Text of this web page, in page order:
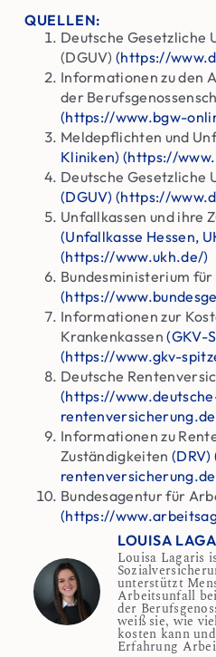
QUELLEN:
Deutsche Gesetzliche
(DGUV)(https://
Informationen zu den
der
(https://www.bgw-
Meldepflichten und
Kliniken) (https://
Deutsche Gesetzliche
(DGUV) (https://
Unfallkassen und ihre
(Unfallkasse Hessen,
(https://www.ukh.de/)
Bundesministerium für
(https://
Informationen zur
Krankenkassen(GKV-
(https://www.gkv-
Deutsche
(https://
Informationen zu
Zuständigkeiten
Bundesagentur für
(https://
LOUISA
Louisa Lagaris
unterstützt
Arbeitsunfall
der
weiß sie, wie
kosten kann
Erfahrung